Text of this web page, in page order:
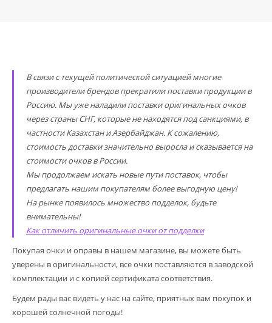
В связи с текущей политической ситуацией многие
производители брендов прекратили поставки продукции в
Россию. Мы уже наладили поставки оригинальных очков
через страны СНГ, которые не находятся под санкциями, в
частности Казахстан и Азербайджан. К сожалению,
стоимость доставки значительно выросла и сказывается на
стоимости очков в России.
Мы продолжаем искать новые пути поставок, чтобы
предлагать нашим покупателям более выгодную цену!
На рынке появилось множество подделок, будьте
внимательны!
Как отличить оригинальные очки от подделки
Покупая очки и оправы в нашем магазине, вы можете быть
уверены в оригинальности, все очки поставляются в заводской
комплектации и с копией сертификата соответствия.
Будем рады вас видеть у нас на сайте, приятных вам покупок и
хорошей солнечной погоды!